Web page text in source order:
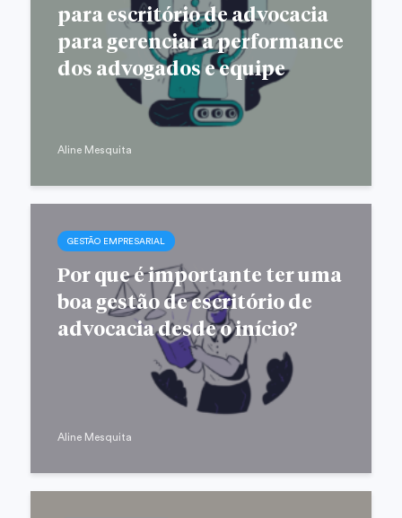
para escritório de advocacia
para gerenciar a performance
dos advogados e equipe
Aline Mesquita
GESTÃO EMPRESARIAL
Por que é importante ter uma
boa gestão de escritório de
advocacia desde o início?
Aline Mesquita